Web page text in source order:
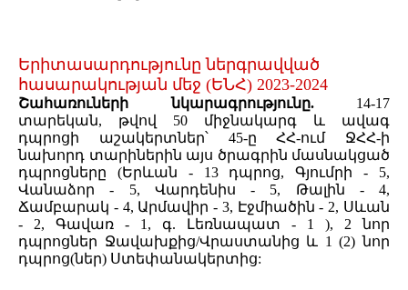
Երիտասարդությունը ներգրավված
հասարակության մեջ (ԵՆՀ) 2023-2024
Շահառուների նկարագրությունը.14-17
տարեկան, թվով 50 միջնակարգ և ավագ
դպրոցի աշակերտներ՝ 45-ը ՀՀ-ում ՋՀՀ-ի
նախորդ տարիներին այս ծրագրին մասնակցած
դպրոցները (Երևան - 13 դպրոց, Գյումրի - 5,
Վանաձոր - 5, Վարդենիս - 5, Թալին - 4,
Ճամբարակ - 4, Արմավիր - 3, Էջմիածին - 2, Սևան
- 2, Գավառ - 1, գ. Լեռնապատ - 1 ), 2 նոր
դպրոցներ Ջավախքից/Վրաստանից և 1 (2) նոր
դպրոց(ներ) Ստեփանակերտից: